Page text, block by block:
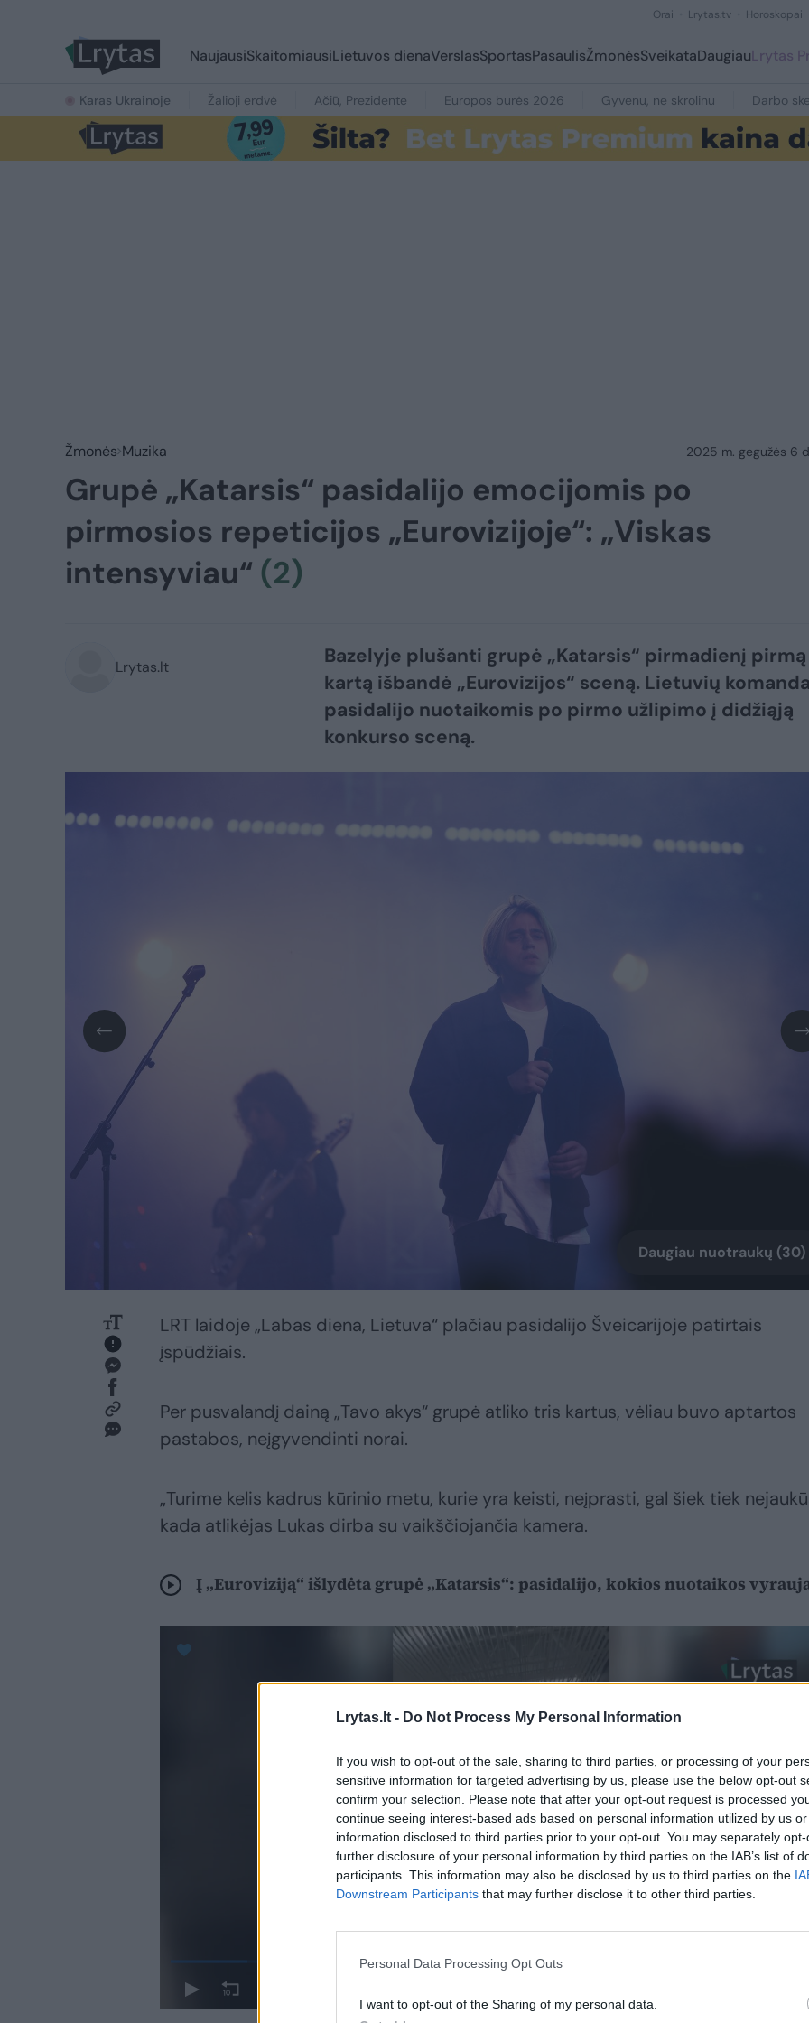
Lrytas.lt - Do Not Process My Personal Information
If you wish to opt-out of the sale, sharing to third parties, or processing of your
sensitive information for targeted advertising by us, please use the below opt-out
confirm your selection. Please note that after your opt-out request is processed
continue seeing interest-based ads based on personal information utilized by us
information disclosed to third parties prior to your opt-out. You may separately
further disclosure of your personal information by third parties on the IAB’s list of
participants. This information may also be disclosed by us to third parties on the
Downstream Participants that may further disclose it to other third parties.
Personal Data Processing Opt Outs
I want to opt-out of the Sharing of my personal data.
Orai Lrytas.tv Horoskopai
NaujausiSkaitomiausiLietuvos dienaVerslasSportasPasaulisŽmonėsSveikataDaugiauLrytas
Karas Ukrainoje Žalioji erdvė Ačiū, Prezidente Europos burės 2026 Gyvenu, ne skrolinu Darbo
Žmonės Muzika 2025 m. gegužės 6
Grupė „Katarsis“ pasidalijo emocijomis po
pirmosios repeticijos „Eurovizijoje“: „Viskas
intensyviau“ (2)
Lrytas.lt
Bazelyje plušanti grupė „Katarsis“ pirmadienį pirmą
kartą išbandė „Eurovizijos“ sceną. Lietuvių
pasidalijo nuotaikomis po pirmo užlipimo į didžiąją
konkurso sceną.
Daugiau nuotraukų (30)
LRT laidoje „Labas diena, Lietuva“ plačiau pasidalijo Šveicarijoje patirtais
įspūdžiais.
Per pusvalandį dainą „Tavo akys“ grupė atliko tris kartus, vėliau buvo aptartos
pastabos, neįgyvendinti norai.
„Turime kelis kadrus kūrinio metu, kurie yra keisti, neįprasti, gal šiek tiek
kada atlikėjas Lukas dirba su vaikščiojančia kamera.
Į „Euroviziją“ išlydėta grupė „Katarsis“: pasidalijo, kokios nuotaikos